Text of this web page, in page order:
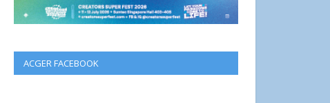
ACGER FACEBOOK